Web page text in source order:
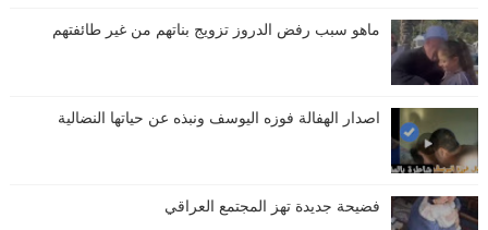
ماهو سبب رفض الدروز تزويج بناتهم من غير طائفتهم
اصدار الهفالة فوزه اليوسف ونبذه عن حياتها النضالية
فضيحة جديدة تهز المجتمع العراقي